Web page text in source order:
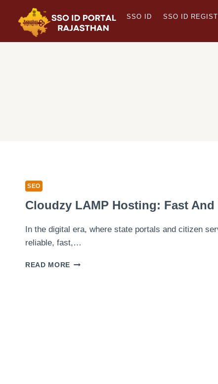
content
SSO ID SSO ID
SEO
Cloudzy LAMP Hosting: Fast And
In the digital era, where state portals and citizen
reliable, fast,…
READ MORE CLOUDZY